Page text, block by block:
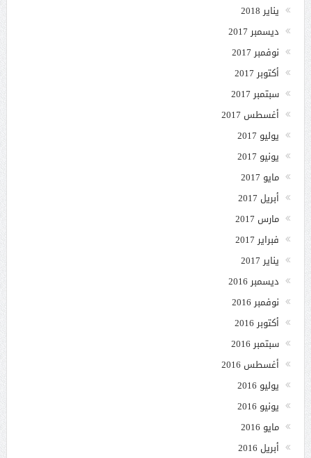
يناير 2018
ديسمبر 2017
نوفمبر 2017
أكتوبر 2017
سبتمبر 2017
أغسطس 2017
يوليو 2017
يونيو 2017
مايو 2017
أبريل 2017
مارس 2017
فبراير 2017
يناير 2017
ديسمبر 2016
نوفمبر 2016
أكتوبر 2016
سبتمبر 2016
أغسطس 2016
يوليو 2016
يونيو 2016
مايو 2016
أبريل 2016